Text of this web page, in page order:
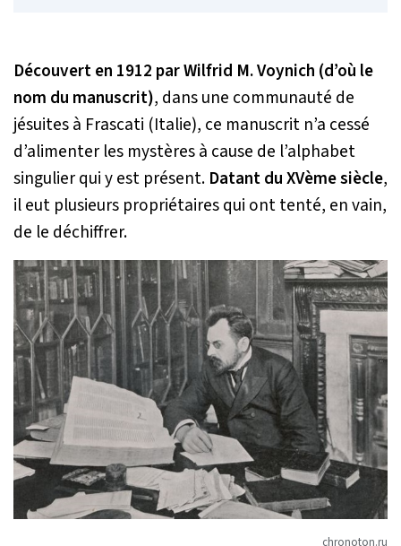
Découvert en 1912 par Wilfrid M. Voynich (d’où le
nom du manuscrit), dans une communauté de
jésuites à Frascati (Italie), ce manuscrit n’a cessé
d’alimenter les mystères à cause de l’alphabet
singulier qui y est présent. Datant du XVème siècle,
il eut plusieurs propriétaires qui ont tenté, en vain,
de le déchiffrer.
chronoton.ru